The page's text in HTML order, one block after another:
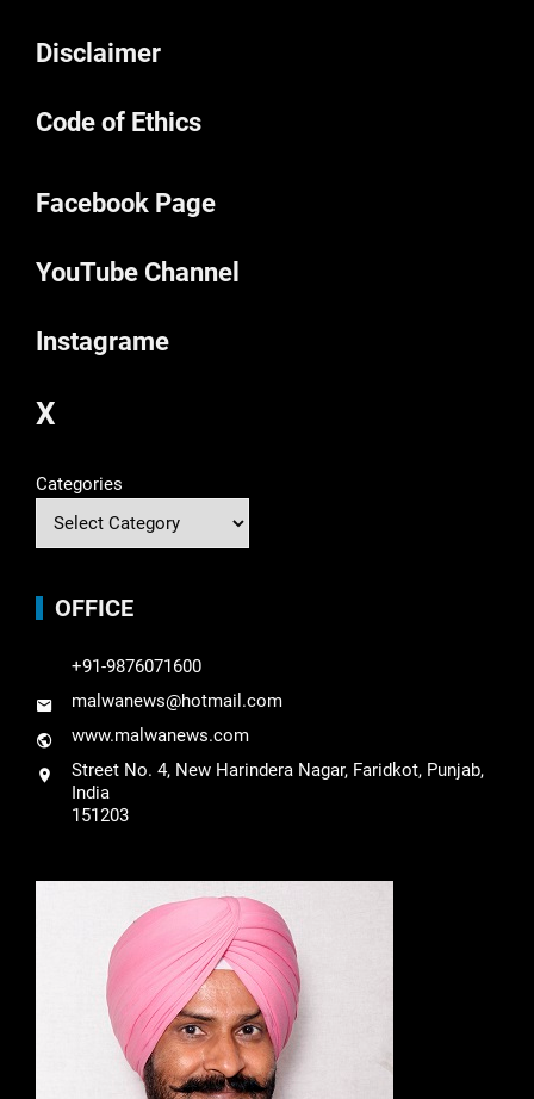
Disclaimer
Code of Ethics
Facebook Page
YouTube Channel
Instagrame
X
Categories
OFFICE
+91-9876071600
malwanews@hotmail.com
www.malwanews.com
Street No. 4, New Harindera Nagar, Faridkot, Punjab,
India
151203